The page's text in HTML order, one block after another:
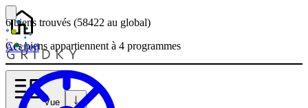
Accueil
6 biens trouvés (58422 au global)
Ces biens appartiennent à 4 programmes
Vue